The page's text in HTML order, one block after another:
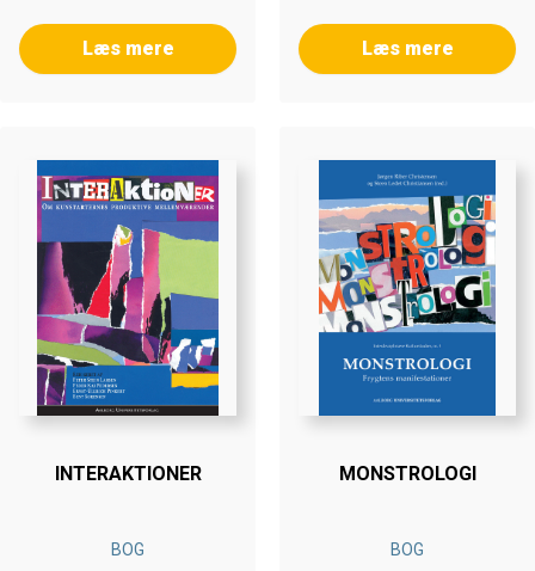
Læs mere Læs mere
INTERAKTIONER
BOG
MONSTROLOGI
BOG